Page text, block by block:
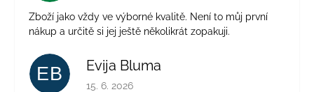
Zboží jako vždy ve výborné kvalitě. Není to můj první
nákup a určitě si jej ještě několikrát zopakuji.
EB Evija Bluma
Hodnocení obchodu je 5 z 5 hvězdiček.
15. 6. 2026